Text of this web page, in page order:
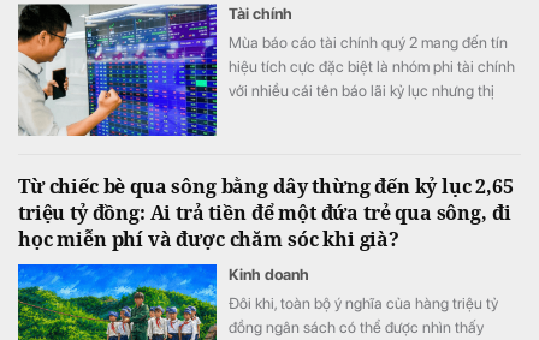
Tài chính
Mùa báo cáo tài chính quý 2 mang đến tín
hiệu tích cực đặc biệt là nhóm phi tài chính
với nhiều cái tên báo lãi kỷ lục nhưng thị
Từ chiếc bè qua sông bằng dây thừng đến kỷ lục 2,65
triệu tỷ đồng: Ai trả tiền để một đứa trẻ qua sông, đi
học miễn phí và được chăm sóc khi già?
Kinh doanh
Đôi khi, toàn bộ ý nghĩa của hàng triệu tỷ
đồng ngân sách có thể được nhìn thấy